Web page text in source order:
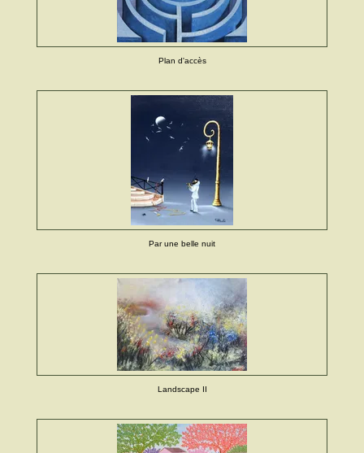
Plan d'accès
Par une belle nuit
Landscape II